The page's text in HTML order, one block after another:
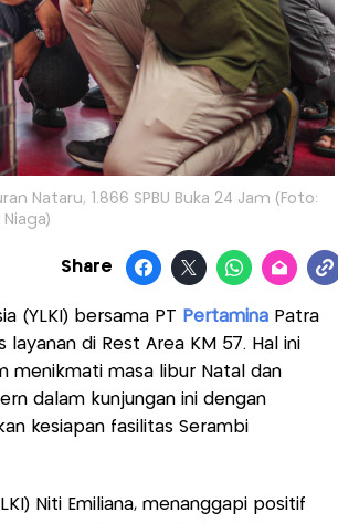
Nataru, 1.866 SPBU Buka 24 Jam (Foto:
Share
(YLKI) bersama PT PertaminaPatra
layanan di Rest Area KM 57. Hal ini
menikmati masa libur Natal dan
dalam kunjungan ini dengan
kesiapan fasilitas Serambi
Niti Emiliana, menanggapi positif